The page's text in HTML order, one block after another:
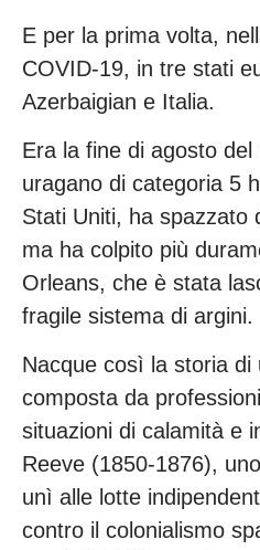
E per la prima volta,
COVID-19, in tre stati
Azerbaigian e Italia.
Era la fine di agosto del
uragano di categoria 5
Stati Uniti, ha spazzato
ma ha colpito più
Orleans, che è stata
fragile sistema di argini.
Nacque così la storia di
composta da
situazioni di calamità e
Reeve (1850-1876),
unì alle lotte
contro il colonialismo